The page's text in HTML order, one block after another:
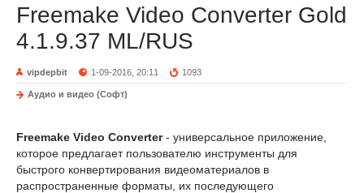
Freemake Video Converter Gold
4.1.9.37 ML/RUS
vipdepbit 1-09-2016, 20:11 1093
Аудио и видео (Софт)
Freemake Video Converter- универсальное приложение,
которое предлагает пользователю инструменты для
быстрого конвертирования видеоматериалов в
распространенные форматы, их последующего